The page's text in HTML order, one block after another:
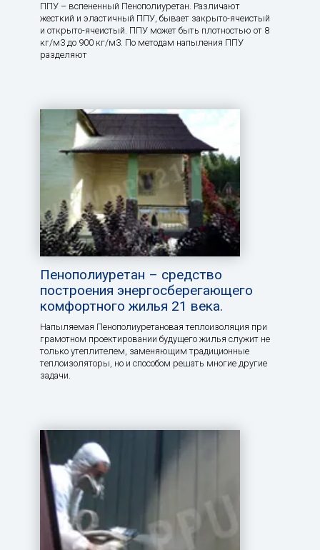
ППУ – вспененный Пенополиуретан. Различают
жесткий и эластичный ППУ, бывает закрыто-ячеистый
и открыто-ячеистый. ППУ может быть плотностью от 8
кг/м3 до 900 кг/м3. По методам напыления ППУ
разделяют
Пенополиуретан – средство
построения энергосберегающего
комфортного жилья 21 века.
Напыляемая Пенополиуретановая теплоизоляция при
грамотном проектировании будущего жилья служит не
только утеплителем, заменяющим традиционные
теплоизоляторы, но и способом решать многие другие
задачи.